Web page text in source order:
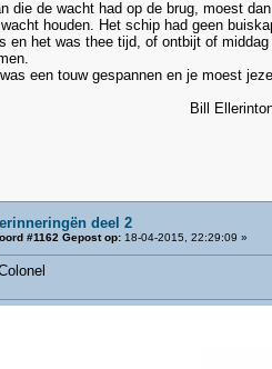
die de wacht had op de brug, moest
houden. Het schip had geen
en het was thee tijd, of ontbijt of
een touw gespannen en je moest
Ellerinton -
deel 2
#1162 Gepost op:18-04-2015, 22:29:09 »